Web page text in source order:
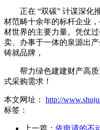
正在 “双碳” 计谋深化推
材范畴十余年的标杆企业
材世界的主要力量。凭仗
卖、办事于一体的泉源出
铸就品牌，
帮力绿色建建财产高质
式采购需求！
本文网址： http://
标签：
上一篇： 依申请的不